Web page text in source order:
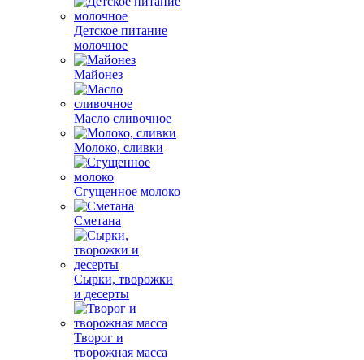
Детское питание
молочное
Майонез
Масло сливочное
Молоко, сливки
Сгущенное молоко
Сметана
Сырки, творожки
и десерты
Творог и
творожная масса